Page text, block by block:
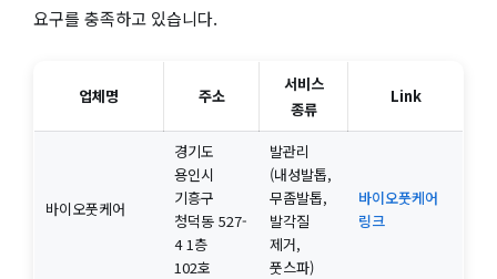
요구를 충족하고 있습니다.
업체명 주소
서비스
종류
Link
바이오풋케어
경기도
용인시
기흥구
청덕동 527-
4 1층
102호
발관리
(내성발톱,
무좀발톱,
발각질
제거,
풋스파)
바이오풋케어
링크